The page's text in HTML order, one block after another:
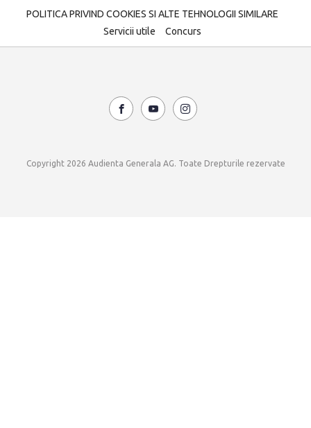
POLITICA PRIVIND COOKIES SI ALTE TEHNOLOGII SIMILARE
Servicii utile
Concurs
Copyright 2026 Audienta Generala AG. Toate Drepturile rezervate